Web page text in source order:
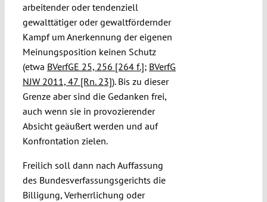
arbeitender oder tendenziell
gewalttätiger oder gewaltfördernder
Kampf um Anerkennung der eigenen
Meinungsposition keinen Schutz
(etwa BVerfGE 25, 256 [264 f.]; BVerfG
NJW 2011, 47 [Rn. 23]). Bis zu dieser
Grenze aber sind die Gedanken frei,
auch wenn sie in provozierender
Absicht geäußert werden und auf
Konfrontation zielen.
Freilich soll dann nach Auffassung
des Bundesverfassungsgerichts die
Billigung, Verherrlichung oder